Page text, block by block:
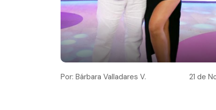
Por: Bárbara Valladares V. 21 de